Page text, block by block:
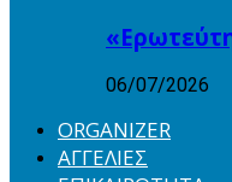
06/07/2026
ORGANIZER
ΑΓΓΕΛΙΕΣ